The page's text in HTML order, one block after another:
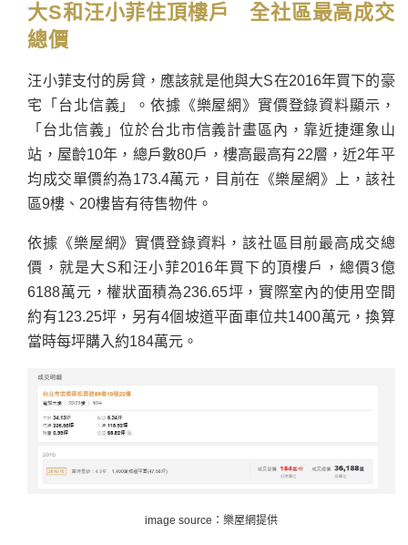
大S和汪小菲住頂樓戶 全社區最高成交
總價
汪小菲支付的房貸，應該就是他與大S在2016年買下的豪
宅「台北信義」。依據《樂屋網》實價登錄資料顯示，
「台北信義」位於台北市信義計畫區內，靠近捷運象山
站，屋齡10年，總戶數80戶，樓高最高有22層，近2年平
均成交單價約為173.4萬元，目前在《樂屋網》上，該社
區9樓、20樓皆有待售物件。
依據《樂屋網》實價登錄資料，該社區目前最高成交總
價，就是大S和汪小菲2016年買下的頂樓戶，總價3億
6188萬元，權狀面積為236.65坪，實際室內的使用空間
約有123.25坪，另有4個坡道平面車位共1400萬元，換算
當時每坪購入約184萬元。
image source： 樂屋網提供